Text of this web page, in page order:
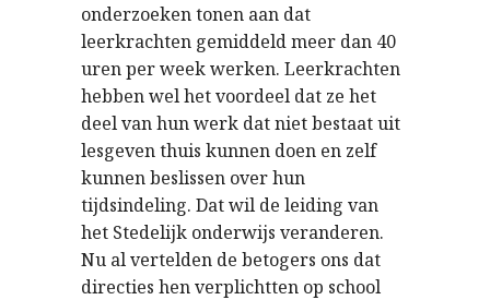
onderzoeken tonen aan dat
leerkrachten gemiddeld meer dan 40
uren per week werken. Leerkrachten
hebben wel het voordeel dat ze het
deel van hun werk dat niet bestaat uit
lesgeven thuis kunnen doen en zelf
kunnen beslissen over hun
tijdsindeling. Dat wil de leiding van
het Stedelijk onderwijs veranderen.
Nu al vertelden de betogers ons dat
directies hen verplichtten op school